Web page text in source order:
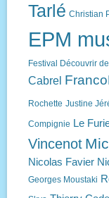
Tarlé Christian
EPM
Festival Découvrir
Cabrel
Rochette Justine
Compignie Le
Vincenot
Nicolas Favier
Georges Moustaki